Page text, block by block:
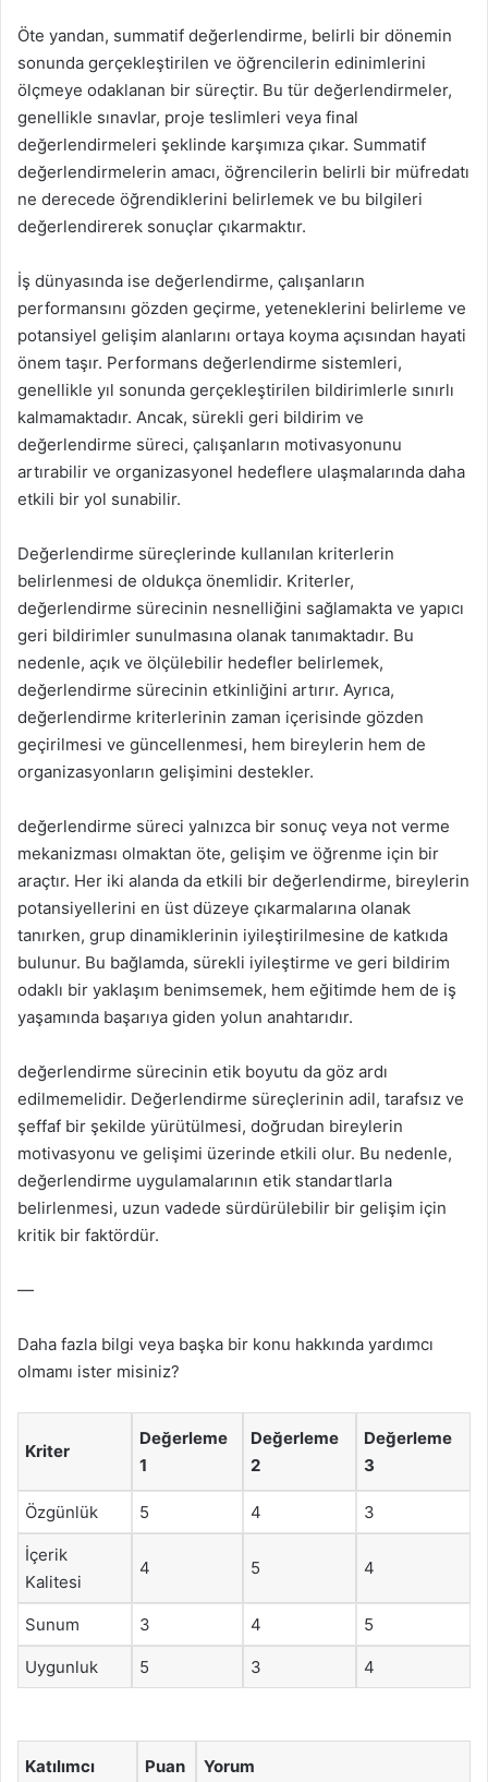
Öte yandan, summatif değerlendirme, belirli bir dönemin
sonunda gerçekleştirilen ve öğrencilerin edinimlerini
ölçmeye odaklanan bir süreçtir. Bu tür değerlendirmeler,
genellikle sınavlar, proje teslimleri veya final
değerlendirmeleri şeklinde karşımıza çıkar. Summatif
değerlendirmelerin amacı, öğrencilerin belirli bir müfredatı
ne derecede öğrendiklerini belirlemek ve bu bilgileri
değerlendirerek sonuçlar çıkarmaktır.
İş dünyasında ise değerlendirme, çalışanların
performansını gözden geçirme, yeteneklerini belirleme ve
potansiyel gelişim alanlarını ortaya koyma açısından hayati
önem taşır. Performans değerlendirme sistemleri,
genellikle yıl sonunda gerçekleştirilen bildirimlerle sınırlı
kalmamaktadır. Ancak, sürekli geri bildirim ve
değerlendirme süreci, çalışanların motivasyonunu
artırabilir ve organizasyonel hedeflere ulaşmalarında daha
etkili bir yol sunabilir.
Değerlendirme süreçlerinde kullanılan kriterlerin
belirlenmesi de oldukça önemlidir. Kriterler,
değerlendirme sürecinin nesnelliğini sağlamakta ve yapıcı
geri bildirimler sunulmasına olanak tanımaktadır. Bu
nedenle, açık ve ölçülebilir hedefler belirlemek,
değerlendirme sürecinin etkinliğini artırır. Ayrıca,
değerlendirme kriterlerinin zaman içerisinde gözden
geçirilmesi ve güncellenmesi, hem bireylerin hem de
organizasyonların gelişimini destekler.
değerlendirme süreci yalnızca bir sonuç veya not verme
mekanizması olmaktan öte, gelişim ve öğrenme için bir
araçtır. Her iki alanda da etkili bir değerlendirme, bireylerin
potansiyellerini en üst düzeye çıkarmalarına olanak
tanırken, grup dinamiklerinin iyileştirilmesine de katkıda
bulunur. Bu bağlamda, sürekli iyileştirme ve geri bildirim
odaklı bir yaklaşım benimsemek, hem eğitimde hem de iş
yaşamında başarıya giden yolun anahtarıdır.
değerlendirme sürecinin etik boyutu da göz ardı
edilmemelidir. Değerlendirme süreçlerinin adil, tarafsız ve
şeffaf bir şekilde yürütülmesi, doğrudan bireylerin
motivasyonu ve gelişimi üzerinde etkili olur. Bu nedenle,
değerlendirme uygulamalarının etik standartlarla
belirlenmesi, uzun vadede sürdürülebilir bir gelişim için
kritik bir faktördür.
—
Daha fazla bilgi veya başka bir konu hakkında yardımcı
olmamı ister misiniz?
Kriter
Değerleme
1
Değerleme
2
Değerleme
3
Özgünlük 5 4 3
İçerik
Kalitesi
4 5 4
Sunum 3 4 5
Uygunluk 5 3 4
Katılımcı Puan Yorum